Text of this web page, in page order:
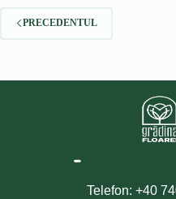
PRECEDENTUL
Telefon: +40